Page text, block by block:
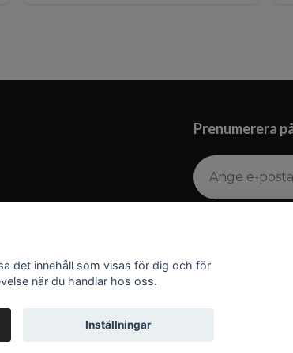
Prenumerera
det innehåll som visas för dig och för
när du handlar hos oss.
Inställningar